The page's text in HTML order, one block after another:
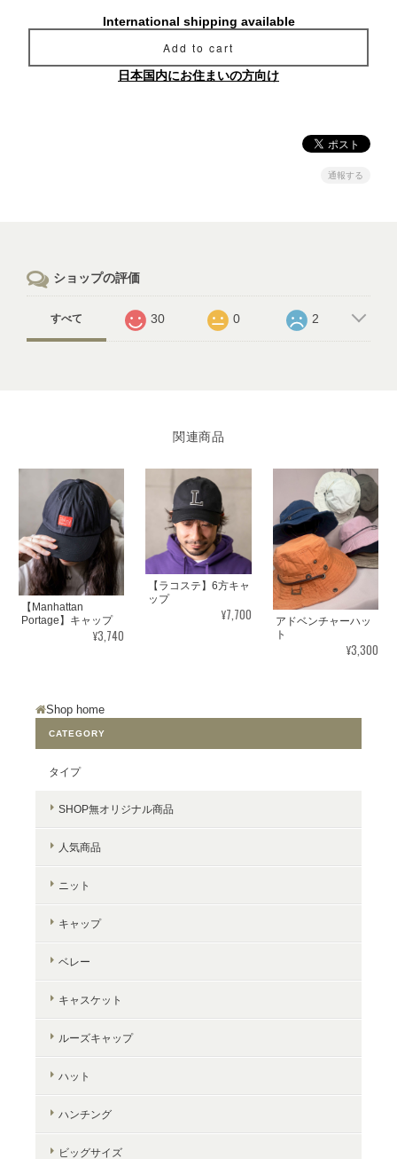
International shipping available
Add to cart
日本国内にお住まいの方向け
通報する
ショップの評価
すべて 30 0 2
関連商品
【Manhattan
Portage】キャップ
¥3,740
【ラコステ】6方キャ
ップ
¥7,700
アドベンチャーハッ
ト
¥3,300
Shop home
CATEGORY
タイプ
SHOP無オリジナル商品
人気商品
ニット
キャップ
ベレー
キャスケット
ルーズキャップ
ハット
ハンチング
ビッグサイズ